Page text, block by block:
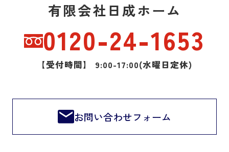
有限会社日成ホーム
0120-24-1653
【受付時間】 9:00-17:00(水曜日定休)
お問い合わせフォーム